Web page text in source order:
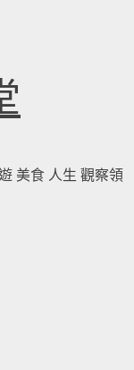
美食 人生 觀察領